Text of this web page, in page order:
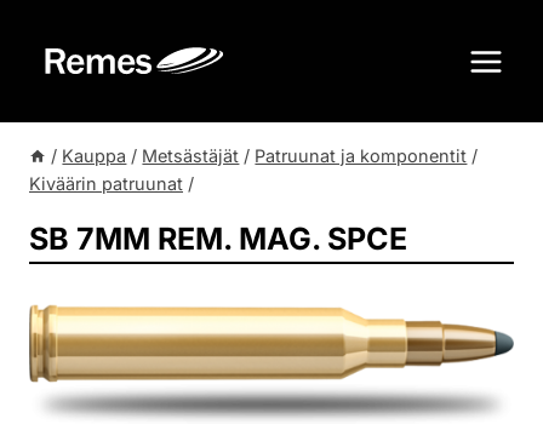
sisältöön
/ Kauppa / Metsästäjät / Patruunat ja komponentit /
Kiväärin patruunat /
SB 7MM REM. MAG. SPCE